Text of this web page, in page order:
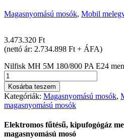
Magasnyomású mosók, Mobil
3.473.320 Ft
(nettó ár: 2.734.898 Ft + ÁFA)
Nilfisk MH 5M 180/800 PA E24
Kosárba teszem
Kategóriák: Magasnyomású mosók,
magasnyomású mosók
Elektromos fűtésű, kipufogógáz
magasnyomású mosó